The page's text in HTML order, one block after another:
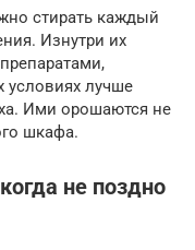
стирать каждый
Изнутри их
лучше
Ими орошаются не
шкафа.
не поздно